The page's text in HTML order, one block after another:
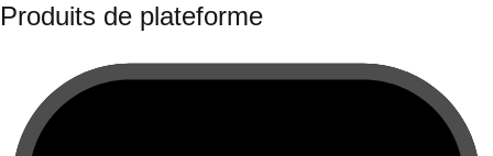
Produits de plateforme